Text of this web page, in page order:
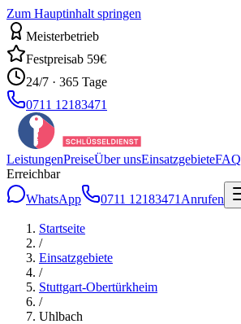
Zum Hauptinhalt springen
Meisterbetrieb
Festpreisab 59€
24/7 · 365 Tage
0711 12183471
LeistungenPreiseÜber unsEinsatzgebieteFAQ
Erreichbar
WhatsApp
0711 12183471 Anrufen
Startseite
/
Einsatzgebiete
/
Stuttgart-Obertürkheim
/
Uhlbach